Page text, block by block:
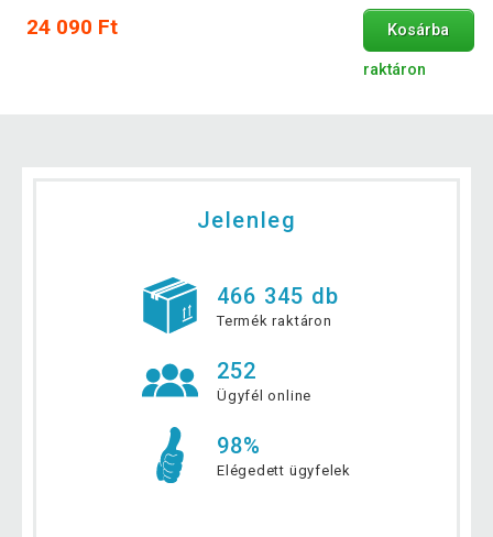
24 090 Ft Kosárba
raktáron
Jelenleg
466 345 db
Termék raktáron
252
Ügyfél online
98%
Elégedett ügyfelek